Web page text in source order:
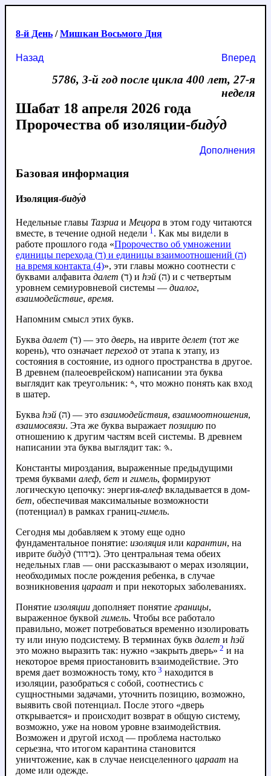
8-й День /Мишкан Восьмого Дня
Назад Вперед
5786, 3-й год после цикла 400 лет, 27-я
неделя
Шабат 18 апреля 2026 года
Пророчества об изоляции-биду́д
Дополнения
Базовая информация
Изоляция-биду́д
Недельные главы Тазриа и Мецора в этом году читаются
вместе, в течение одной недели 1 . Как мы видели в
работе прошлого года «Пророчество об умножении
единицы перехода (ד) и единицы взаимоотношений (ה)
на время контакта (4)», эти главы можно соотнести с
буквами алфавита далет (ד) и hэй (ה) и с четвертым
уровнем семиуровневой системы — диалог,
взаимодействие, время.
Напомним смысл этих букв.
Буква далет (ד) — это дверь, на иврите делет (тот же
корень), что означает переход от этапа к этапу, из
состояния в состояние, из одного пространства в другое.
В древнем (палеоеврейском) написании эта буква
выглядит как треугольник: 𐤃, что можно понять как вход
в шатер.
Буква hэй (ה) — это взаимодействия, взаимоотношения,
взаимосвязи. Эта же буква выражает позицию по
отношению к другим частям всей системы. В древнем
написании эта буква выглядит так: 𐤄.
Константы мироздания, выраженные предыдущими
тремя буквами алеф, бет и гимель, формируют
логическую цепочку: энергия-алеф вкладывается в дом-
бет, обеспечивая максимальные возможности
(потенциал) в рамках границ-гимель.
Сегодня мы добавляем к этому еще одно
фундаментальное понятие: изоляция или карантин, на
иврите биду́д (בידוד). Это центральная тема обеих
недельных глав — они рассказывают о мерах изоляции,
необходимых после рождения ребенка, в случае
возникновения цараат и при некоторых заболеваниях.
Понятие изоляции дополняет понятие границы,
выраженное буквой гимель. Чтобы все работало
правильно, может потребоваться временно изолировать
ту или иную подсистему. В терминах букв далет и hэй
это можно выразить так: нужно «закрыть дверь» 2 и на
некоторое время приостановить взаимодействие. Это
время дает возможность тому, кто 3 находится в
изоляции, разобраться с собой, соотнестись с
сущностными задачами, уточнить позицию, возможно,
выявить свой потенциал. После этого «дверь
открывается» и происходит возврат в общую систему,
возможно, уже на новом уровне взаимодействия.
Возможен и другой исход — проблема настолько
серьезна, что итогом карантина становится
уничтожение, как в случае неисцеленного цараат на
доме или одежде.